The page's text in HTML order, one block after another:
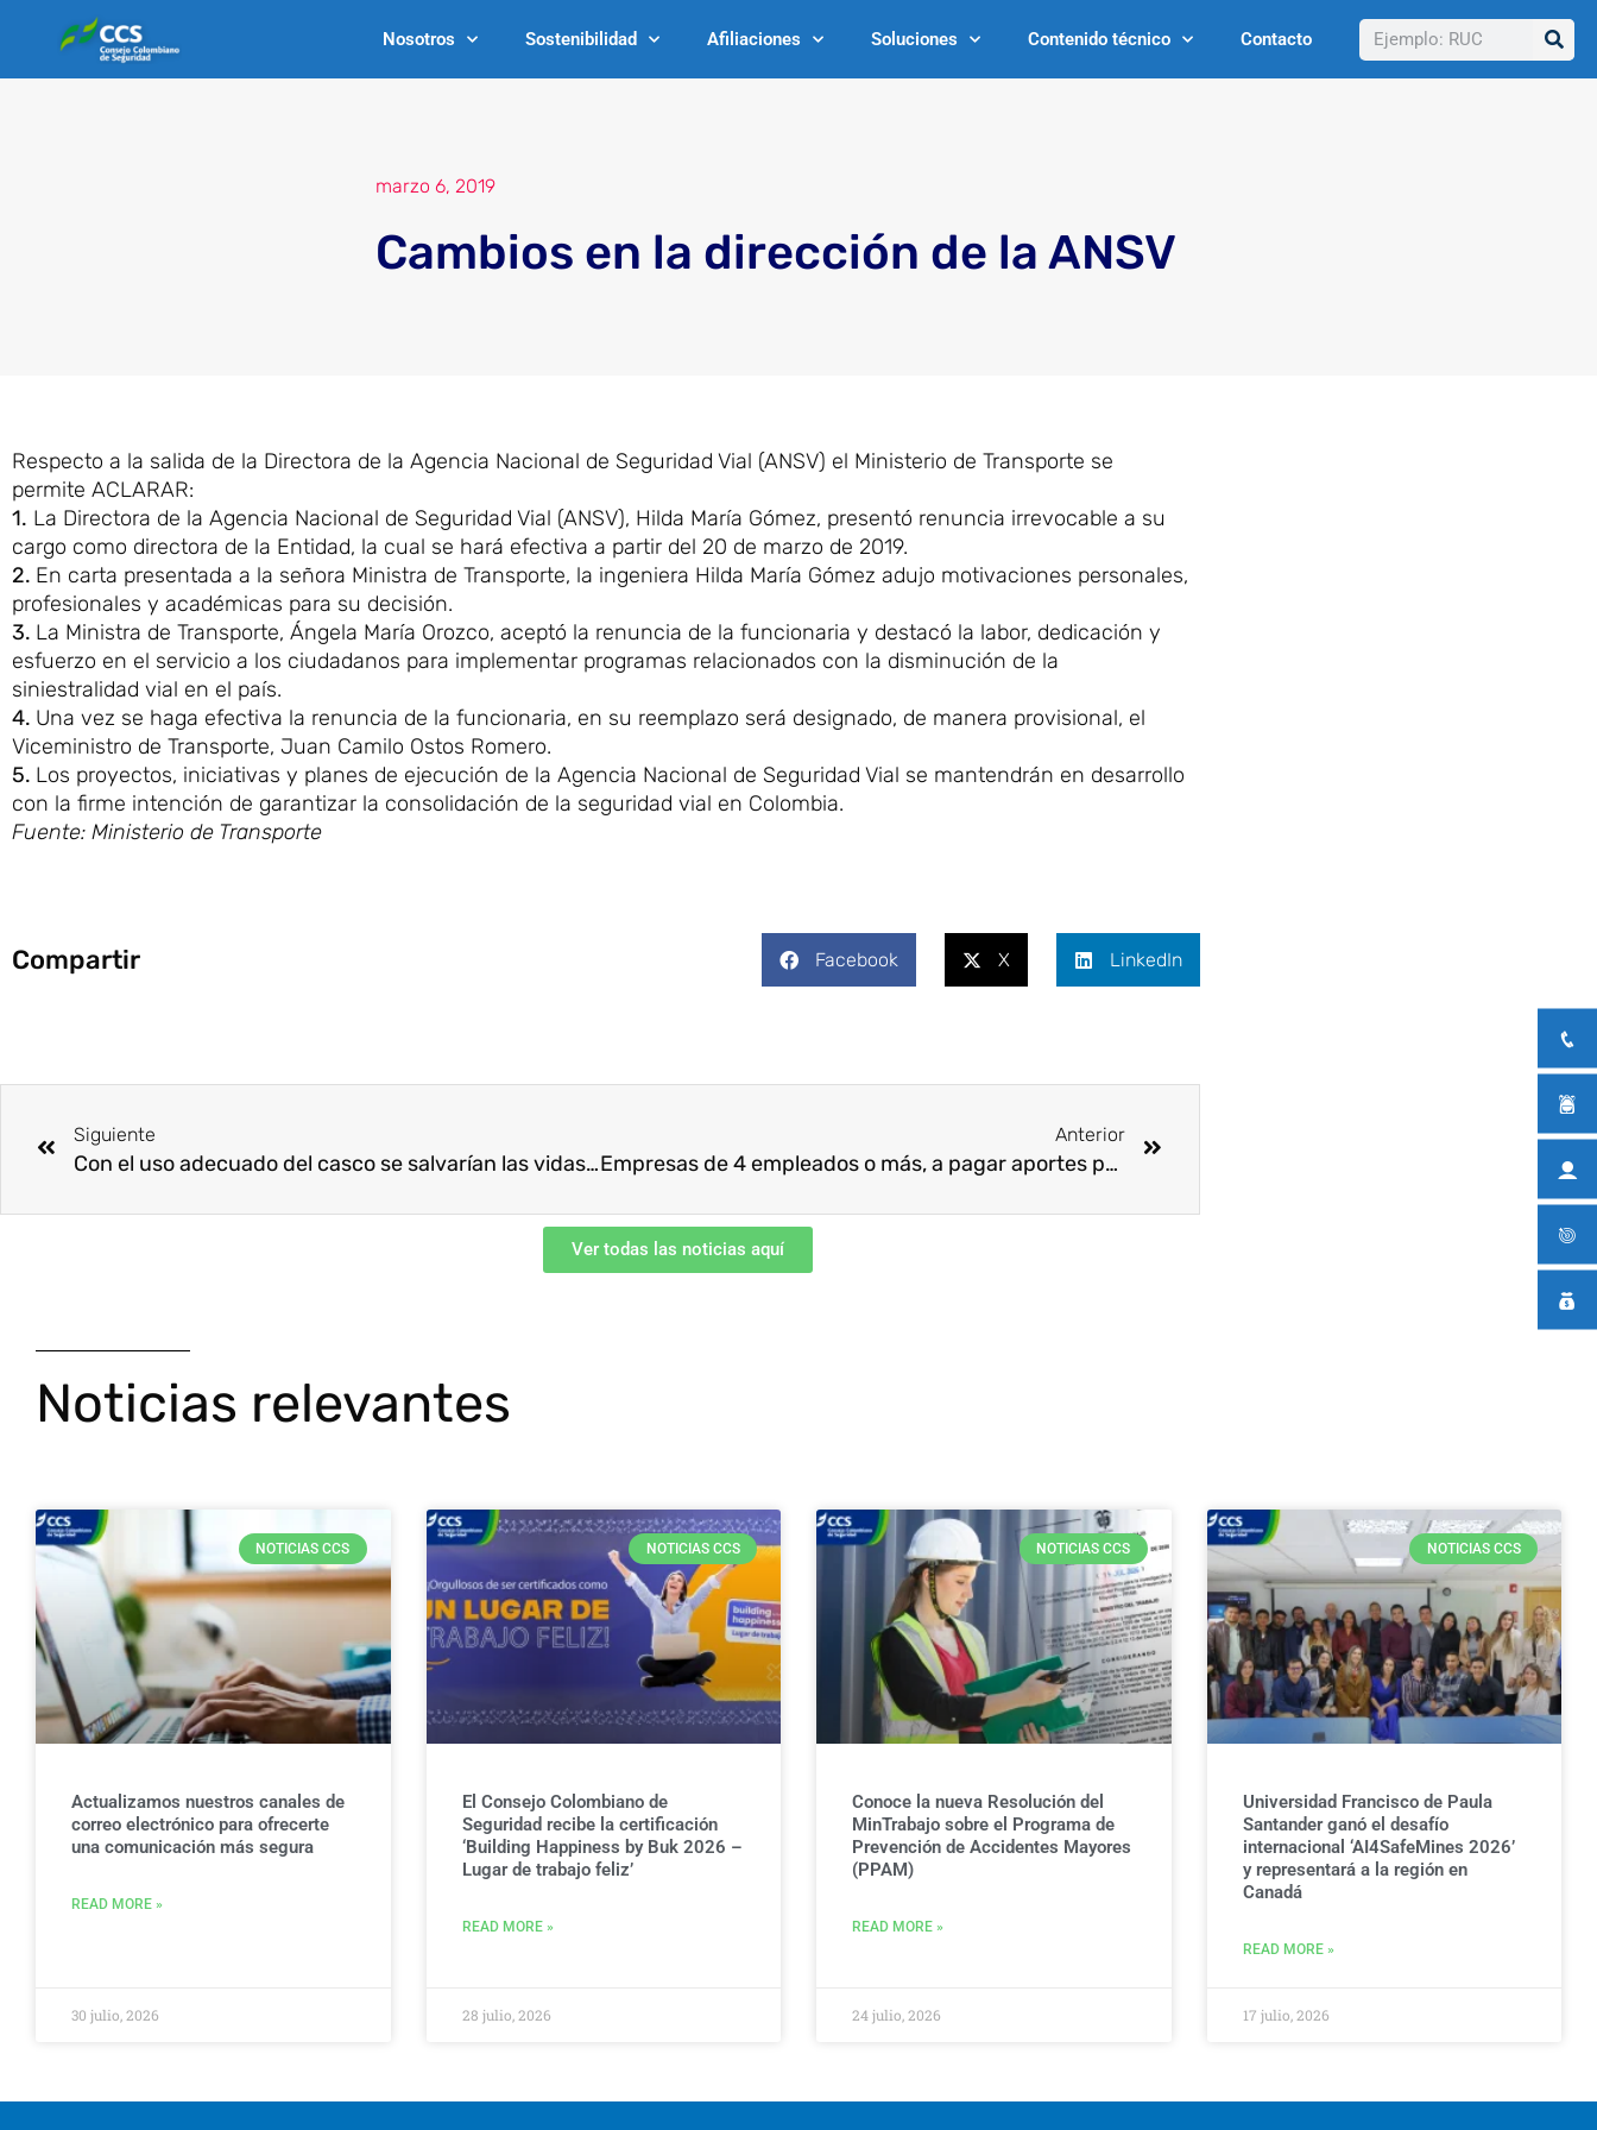
Nosotros Sostenibilidad Afiliaciones Soluciones Contenido técnico Contacto Buscar
marzo 6, 2019
Cambios en la dirección de la ANSV
Respecto a la salida de la Directora de la Agencia Nacional de Seguridad Vial (ANSV) el Ministerio de Transporte se
permite ACLARAR:
1. La Directora de la Agencia Nacional de Seguridad Vial (ANSV), Hilda María Gómez, presentó renuncia irrevocable a su
cargo como directora de la Entidad, la cual se hará efectiva a partir del 20 de marzo de 2019.
2. En carta presentada a la señora Ministra de Transporte, la ingeniera Hilda María Gómez adujo motivaciones personales,
profesionales y académicas para su decisión.
3. La Ministra de Transporte, Ángela María Orozco, aceptó la renuncia de la funcionaria y destacó la labor, dedicación y
esfuerzo en el servicio a los ciudadanos para implementar programas relacionados con la disminución de la
siniestralidad vial en el país.
4. Una vez se haga efectiva la renuncia de la funcionaria, en su reemplazo será designado, de manera provisional, el
Viceministro de Transporte, Juan Camilo Ostos Romero.
5. Los proyectos, iniciativas y planes de ejecución de la Agencia Nacional de Seguridad Vial se mantendrán en desarrollo
con la firme intención de garantizar la consolidación de la seguridad vial en Colombia.
Fuente: Ministerio de Transporte
Compartir Facebook X LinkedIn
Siguiente
Con el uso adecuado del casco se salvarían las vidas de más de 500 motociclistas
Anterior
Empresas de 4 empleados o más, a pagar aportes por internet
Ver todas las noticias aquí
Noticias relevantes
NOTICIAS CCS
Actualizamos nuestros canales de
correo electrónico para ofrecerte
una comunicación más segura
READ MORE »
30 julio, 2026
NOTICIAS CCS
El Consejo Colombiano de
Seguridad recibe la certificación
‘Building Happiness by Buk 2026 –
Lugar de trabajo feliz’
READ MORE »
28 julio, 2026
NOTICIAS CCS
Conoce la nueva Resolución del
MinTrabajo sobre el Programa de
Prevención de Accidentes Mayores
(PPAM)
READ MORE »
24 julio, 2026
NOTICIAS CCS
Universidad Francisco de Paula
Santander ganó el desafío
internacional ‘AI4SafeMines 2026’
y representará a la región en
Canadá
READ MORE »
17 julio, 2026